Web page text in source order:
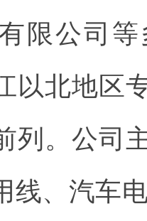
限公司
以北地区
列。公司
线、汽车